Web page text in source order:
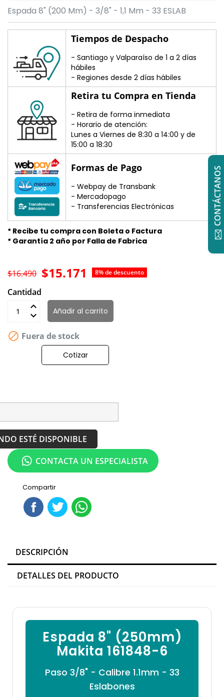
Espada 8" (200 Mm) - 3/8" - 1,1 Mm - 33 ESLAB
Tiempos de Despacho
- Santiago y Valparaíso de 1 a 2 días
hábiles
- Regiones desde 2 días hábiles
Retira tu Compra en Tienda
- Retira de forma inmediata
- Horario de atención:
Lunes a Viernes de 8:30 a 14:00 y de
15:00 a 18:30
Formas de Pago
- Webpay de Transbank
- Mercadopago
- Transferencias Electrónicas
* Recibe tu compra con Boleta o Factura
* Garantía 2 año por Falla de Fabrica
$15.171 8% de descuento
$16.490
Cantidad
Añadir al carrito
 Fuera de stock
Cotizar
ESTÉ DISPONIBLE
Compartir
CONTACTA UN ESPECIALISTA
DESCRIPCIÓN
DETALLES DEL PRODUCTO
Espada 8" (250mm)
Makita 161848-6
Paso 3/8" - Calibre 1.1mm - 33
Eslabones
CONTÁCTANOS